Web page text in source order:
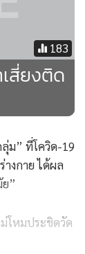
183
สี่ยงติด
ม” ที่โควิด-19
างกาย ได้ผล
”
โหมประชิดวัด